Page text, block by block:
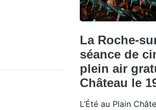
La Roche-
séance de
plein air
Château le
L’Été au Plain